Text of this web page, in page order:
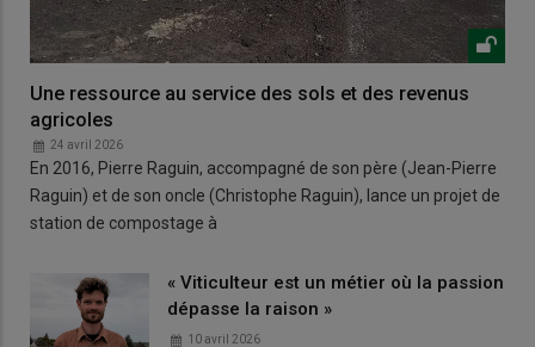
Une ressource au service des sols et des revenus
agricoles
24 avril 2026
En 2016, Pierre Raguin, accompagné de son père (Jean-Pierre
Raguin) et de son oncle (Christophe Raguin), lance un projet de
station de compostage à
« Viticulteur est un métier où la passion
dépasse la raison »
10 avril 2026